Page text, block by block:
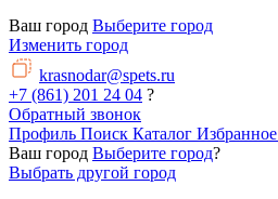
Ваш город Выберите город
Изменить город
krasnodar@spets.ru
+7 (861) 201 24 04 ?
Обратный звонок
Профиль Поиск Каталог Избранное
Ваш город Выберите город?
Выбрать другой город